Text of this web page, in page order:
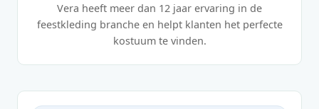
Vera heeft meer dan 12 jaar ervaring in de
feestkleding branche en helpt klanten het perfecte
kostuum te vinden.